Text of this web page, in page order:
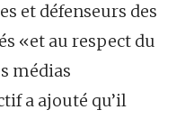
et défenseurs des
«et au respect du
médias
a ajouté qu’il